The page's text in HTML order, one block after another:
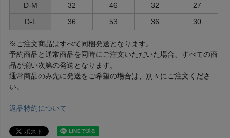
D-M
32 46 32
27
D-L
36 53 36 30
※ご注文商品はすべて同梱発送となります。
予約商品と通常商品を同時にご注文いただいた場合、すべての商
品が揃い次第の発送となります。
通常商品のみ先に発送をご希望の場合は、別々にご注文くださ
い。
返品特約について